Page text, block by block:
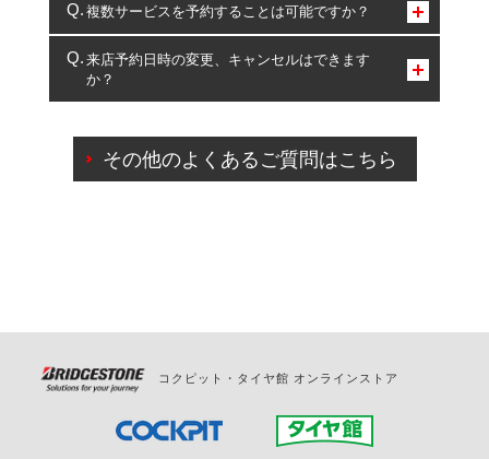
コクピット・タイヤ館のみとなります。
複数サービスを予約することは可能ですか？
複数サービスのご予約は可能です。
一部の商品・サービスの組み合わせに限り、同時にご予約が
出来ないものもございます。
来店予約日時の変更、キャンセルはできます
か？
ご来店予約日の3営業日前を過ぎている場合のご予約
の日時変更につきましては、直接ご予約の店舗まで
その他のよくあるご質問はこちら
コクピット・タイヤ館 オンラインストア